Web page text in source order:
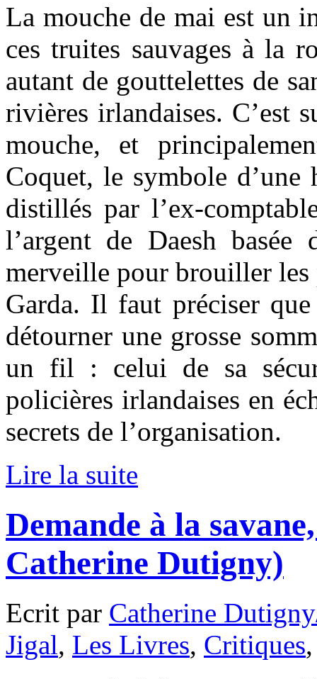
La mouche de mai est un
ces truites sauvages à la
autant de gouttelettes de
rivières irlandaises. C’est
mouche, et
Coquet, le symbole d’une
distillés par l’ex-
l’argent de Daesh
merveille pour brouiller les
Garda. Il faut préciser
détourner une grosse
un fil : celui de sa
policières irlandaises en
secrets de l’organisation.
Lire la suite
Demande à la
Catherine Dutigny)
Ecrit par Catherine
Jigal, Les Livres, Critiques